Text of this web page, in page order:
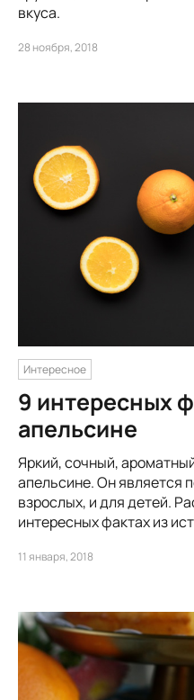
вкуса.
28 ноября, 2018
Интересное
9 интересных
апельсине
Яркий, сочный,
апельсине. Он является
взрослых, и для детей.
интересных фактах из
11 января, 2018